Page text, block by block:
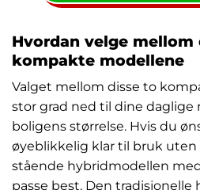
Hvordan velge mellom
kompakte modellene
Valget mellom disse to
stor grad ned til dine daglige
boligens størrelse. Hvis du
øyeblikkelig klar til bruk
stående hybridmodellen
passe best. Den